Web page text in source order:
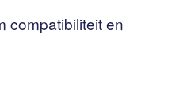
compatibiliteit en